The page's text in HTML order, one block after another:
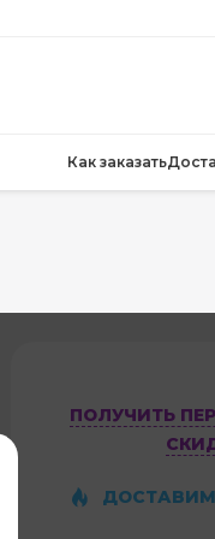
Как заказать
ПОЛУЧИТЬ